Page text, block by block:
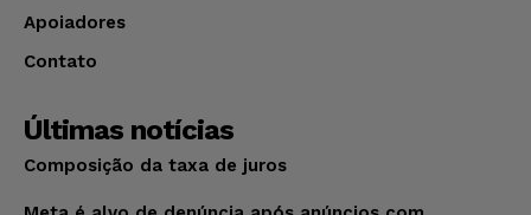
Apoiadores
Contato
Últimas notícias
Composição da taxa de juros